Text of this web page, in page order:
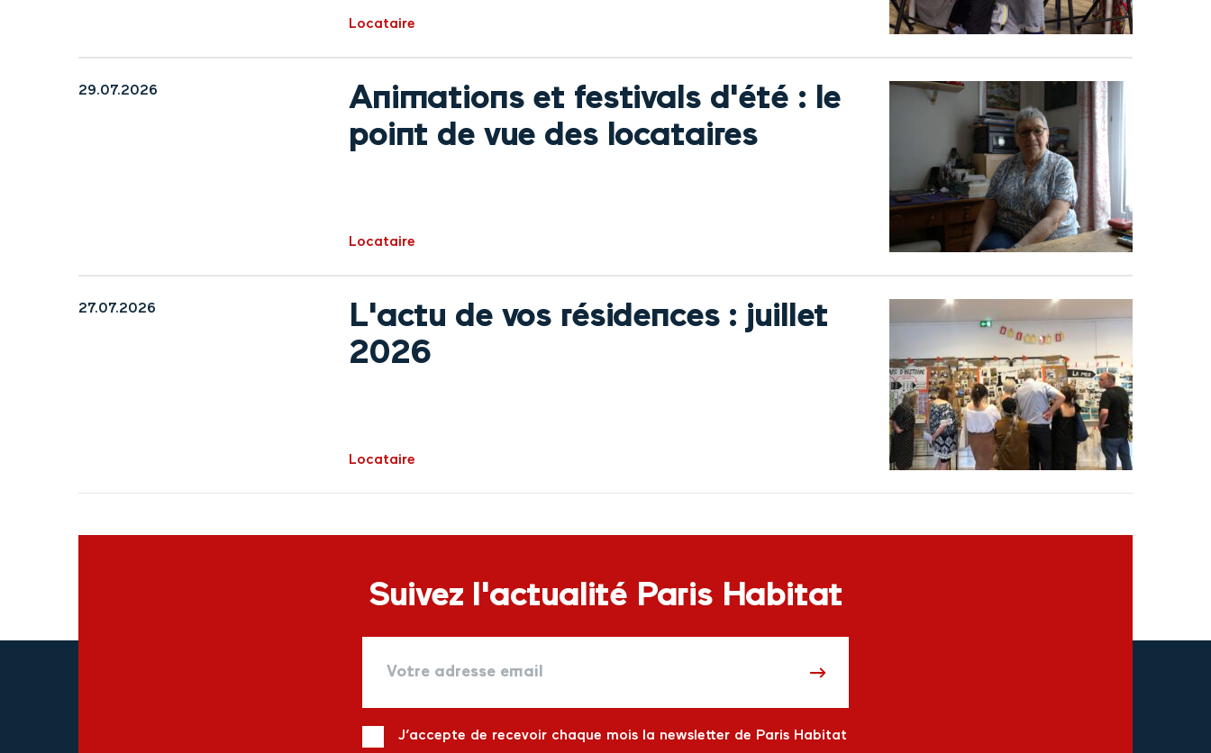
Locataire
29.07.2026
Animations et festivals d'été : le
point de vue des locataires
Locataire
27.07.2026
L'actu de vos résidences : juillet
2026
Locataire
Suivez l'actualité Paris Habitat
J’accepte de recevoir chaque mois la newsletter de Paris Habitat